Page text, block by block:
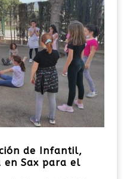
de Infantil,
en Sax para el